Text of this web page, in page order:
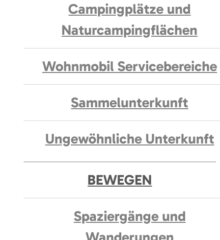
Campingplätze und
Naturcampingflächen
Wohnmobil Servicebereiche
Sammelunterkunft
Ungewöhnliche Unterkunft
BEWEGEN
Spaziergänge und